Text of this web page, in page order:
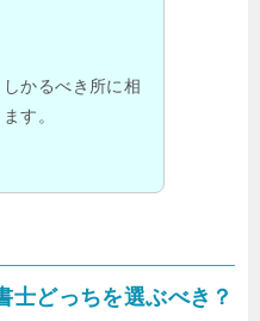
かるべき所に相
す。
士どっちを選ぶべき？